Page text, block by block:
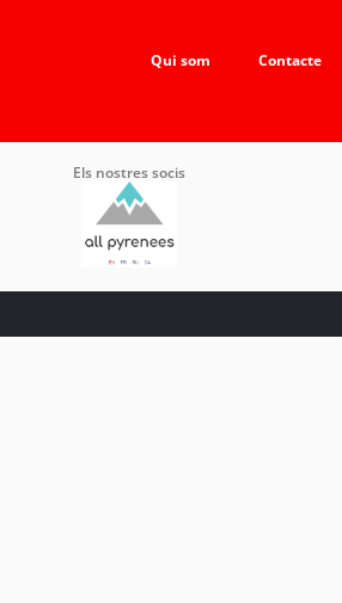
Qui som Contacte
Els nostres socis